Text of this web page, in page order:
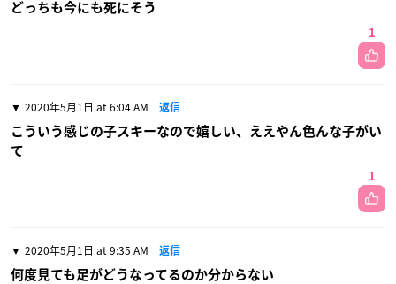
どっちも今にも死にそう
1
2020年5月1日 at 6:04 AM 返信
こういう感じの子スキーなので嬉しい、ええやん色んな子がい
て
1
2020年5月1日 at 9:35 AM 返信
何度見ても足がどうなってるのか分からない